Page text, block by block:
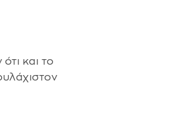
και το